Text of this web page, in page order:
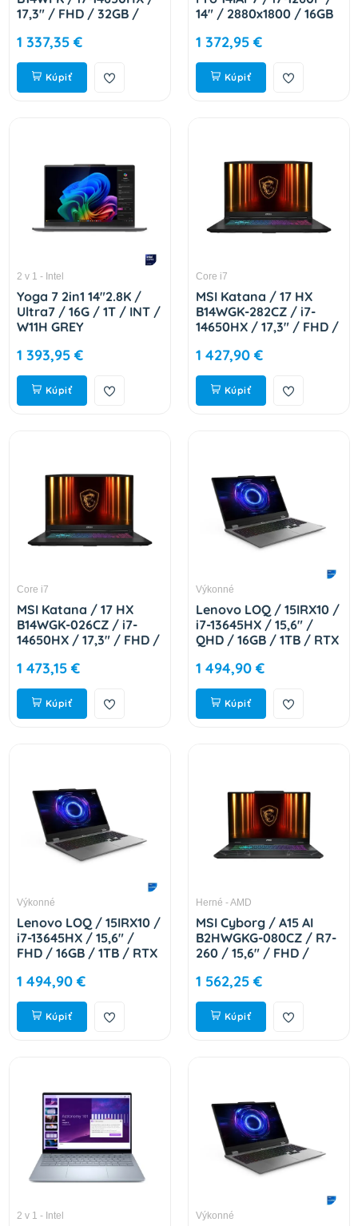
17,3" / FHD / 32GB /
OS / Black / 2R 9S7-
17L791-283
1 337,35 €
Kúpiť
14" / 2880x1800 / 16GB
W11H / Gray / 2R
82SV003WCK
1 372,95 €
Kúpiť
2 v 1 - Intel
Yoga 7 2in1 14"2.8K /
Ultra7 / 16G / 1T / INT /
W11H GREY
1 393,95 €
Kúpiť
Core i7
MSI Katana / 17 HX
B14WGK-282CZ / i7-
14650HX / 17,3" / FHD /
W11H / Black / 2R 9S7-
17L791-282
1 427,90 €
Kúpiť
Core i7
MSI Katana / 17 HX
B14WGK-026CZ / i7-
14650HX / 17,3" / FHD /
W11H / Black / 2R 9S7-
17L791-026
1 473,15 €
Kúpiť
Výkonné
Lenovo LOQ / 15IRX10 /
i7-13645HX / 15,6" /
QHD / 16GB / 1TB / RTX
2R 83JE01C4CK
1 494,90 €
Kúpiť
Výkonné
Lenovo LOQ / 15IRX10 /
i7-13645HX / 15,6" /
FHD / 16GB / 1TB / RTX
2R 83JE01CACK
1 494,90 €
Kúpiť
Herné - AMD
MSI Cyborg / A15 AI
B2HWGKG-080CZ / R7-
260 / 15,6" / FHD /
/ W11H / Black / 2R
9S7-15QL42-080
1 562,25 €
Kúpiť
2 v 1 - Intel Výkonné